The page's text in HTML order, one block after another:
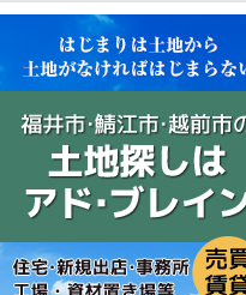
プライバシーポリシー